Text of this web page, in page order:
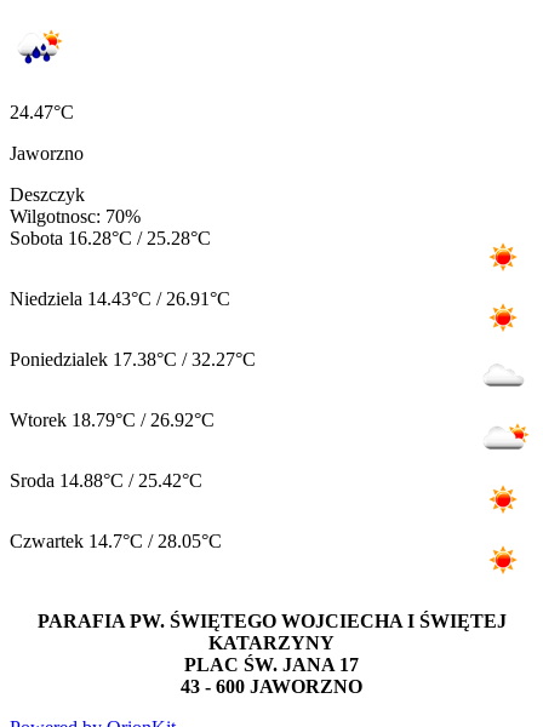
24.47°C
Jaworzno
Deszczyk
Wilgotnosc: 70%
Sobota 16.28°C / 25.28°C
Niedziela 14.43°C / 26.91°C
Poniedzialek 17.38°C / 32.27°C
Wtorek 18.79°C / 26.92°C
Sroda 14.88°C / 25.42°C
Czwartek 14.7°C / 28.05°C
PARAFIA PW. ŚWIĘTEGO WOJCIECHA I ŚWIĘTEJ
KATARZYNY
PLAC ŚW. JANA 17
43 - 600 JAWORZNO